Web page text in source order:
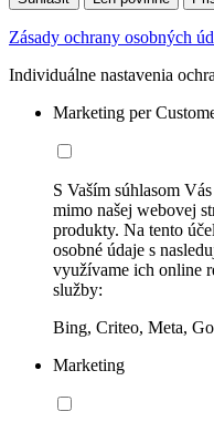
Zásady ochrany osobných
Individuálne nastavenia
Marketing per
S Vaším súhlasom
mimo našej webovej
produkty. Na tento
osobné údaje s
využívame ich online
služby:
Bing, Criteo, Meta,
Marketing